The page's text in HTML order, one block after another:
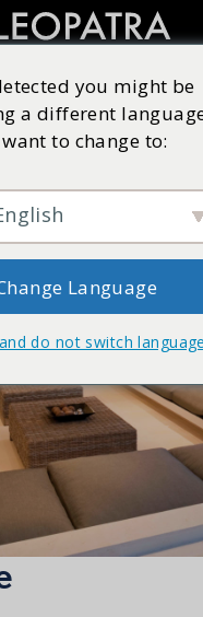
you might be
a different
to change to:
Language
do not switch language